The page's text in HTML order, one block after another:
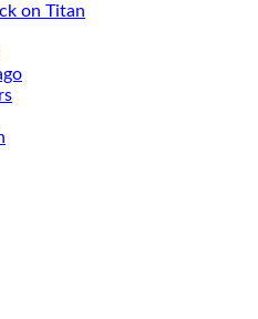
on Titan